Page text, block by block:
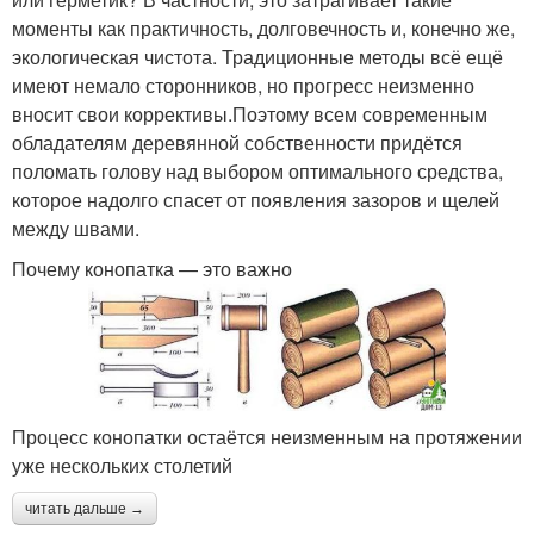
моменты как практичность, долговечность и, конечно же,
экологическая чистота. Традиционные методы всё ещё
имеют немало сторонников, но прогресс неизменно
вносит свои коррективы.Поэтому всем современным
обладателям деревянной собственности придётся
поломать голову над выбором оптимального средства,
которое надолго спасет от появления зазоров и щелей
между швами.
Почему конопатка — это важно
Процесс конопатки остаётся неизменным на протяжении
уже нескольких столетий
читать дальше →